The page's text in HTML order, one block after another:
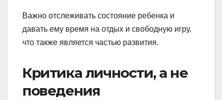
Важно отслеживать состояние ребенка и
давать ему время на отдых и свободную игру,
что также является частью развития.
Критика личности, а не
поведения